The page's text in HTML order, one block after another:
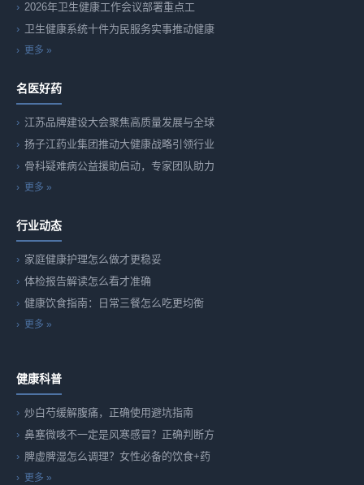
2026年卫生健康工作会议部署重点工
卫生健康系统十件为民服务实事推动健康
更多 »
名医好药
江苏品牌建设大会聚焦高质量发展与全球
扬子江药业集团推动大健康战略引领行业
骨科疑难病公益援助启动，专家团队助力
更多 »
行业动态
家庭健康护理怎么做才更稳妥
体检报告解读怎么看才准确
健康饮食指南：日常三餐怎么吃更均衡
更多 »
健康科普
炒白芍缓解腹痛，正确使用避坑指南
鼻塞微咳不一定是风寒感冒？正确判断方
脾虚脾湿怎么调理？女性必备的饮食+药
更多 »